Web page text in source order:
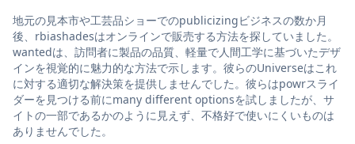
地元の見本市や工芸品ショーでのpublicizingビジネスの数か月
後、rbiashadesはオンラインで販売する方法を探していました。
wantedは、訪問者に製品の品質、軽量で人間工学に基づいたデザ
インを視覚的に魅力的な方法で示します。彼らのUniverseはこれ
に対する適切な解決策を提供しませんでした。彼らはpowrスライ
ダーを見つける前にmany different optionsを試しましたが、サ
イトの一部であるかのように見えず、不格好で使いにくいものは
ありませんでした。